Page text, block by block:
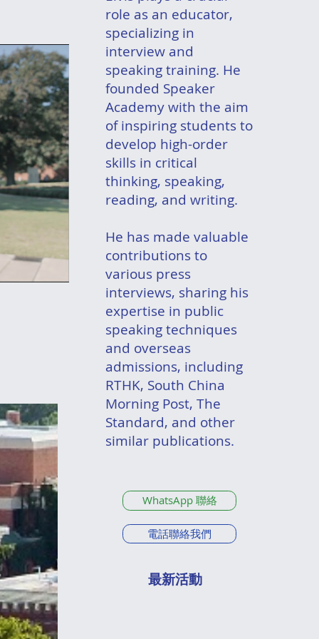
role as an educator,
specializing in
interview and
speaking training. He
founded Speaker
Academy with the aim
of inspiring students to
develop high-order
skills in critical
thinking, speaking,
reading, and writing.
He has made valuable
contributions to
various press
interviews, sharing his
expertise in public
speaking techniques
and overseas
admissions, including
RTHK, South China
Morning Post, The
Standard, and other
similar publications.
WhatsApp 聯絡
電話聯絡我們
最新活動